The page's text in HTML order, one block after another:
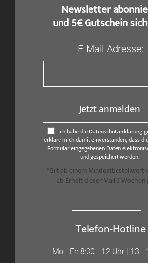
Newsletter
und 5€ Gutschein
E-Mail-Adresse:
Jetzt anmelden
Ich habe die Datenschutzerklärung
erkläre mich damit einverstanden, dass
Formular eingegebenen Daten
und gespeichert werden.
*Gilt ab einem Mindestbestellwert
ab Erhalt dieser Mail 2
Telefon-Hotline
Mo - Fr: 8:30 - 12 Uhr | 13 -